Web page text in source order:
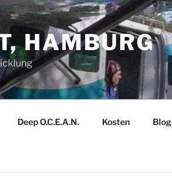
HAMBURG
Deep O.C.E.A.N. Kosten Blog